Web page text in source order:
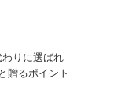
りに選ばれ
贈るポイント